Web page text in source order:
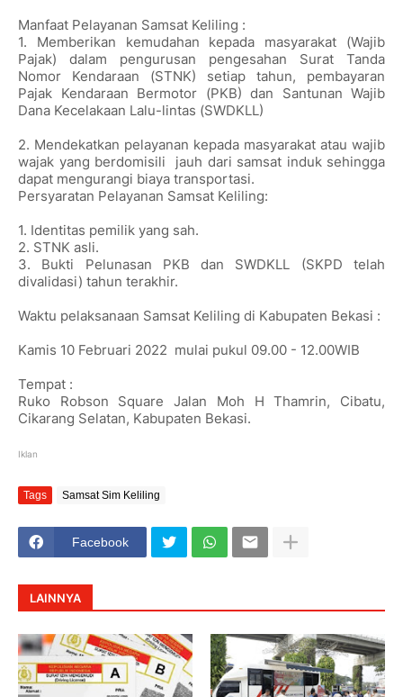
Manfaat Pelayanan Samsat Keliling :
1. Memberikan kemudahan kepada masyarakat (Wajib
Pajak) dalam pengurusan pengesahan Surat Tanda
Nomor Kendaraan (STNK) setiap tahun, pembayaran
Pajak Kendaraan Bermotor (PKB) dan Santunan Wajib
Dana Kecelakaan Lalu-lintas (SWDKLL)
2. Mendekatkan pelayanan kepada masyarakat atau wajib
wajak yang berdomisili jauh dari samsat induk sehingga
dapat mengurangi biaya transportasi.
Persyaratan Pelayanan Samsat Keliling:
1. Identitas pemilik yang sah.
2. STNK asli.
3. Bukti Pelunasan PKB dan SWDKLL (SKPD telah
divalidasi) tahun terakhir.
Waktu pelaksanaan Samsat Keliling di Kabupaten Bekasi :
Kamis 10 Februari 2022 mulai pukul 09.00 - 12.00WIB
Tempat :
Ruko Robson Square Jalan Moh H Thamrin, Cibatu,
Cikarang Selatan, Kabupaten Bekasi.
Iklan
Tags Samsat Sim Keliling
Facebook
LAINNYA